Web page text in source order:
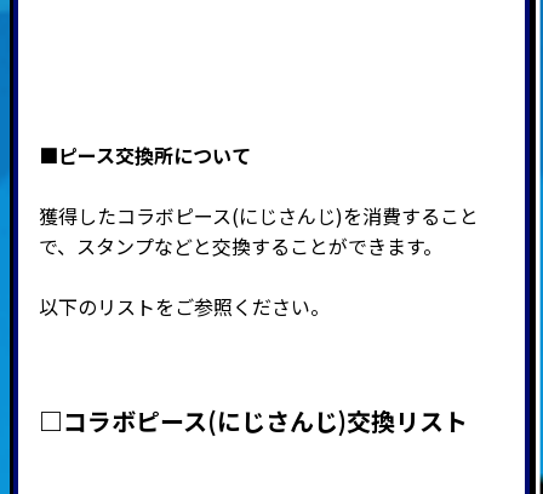
■ピース交換所について
獲得したコラボピース(にじさんじ)を消費すること
で、スタンプなどと交換することができます。
以下のリストをご参照ください。
□コラボピース(にじさんじ)交換リスト